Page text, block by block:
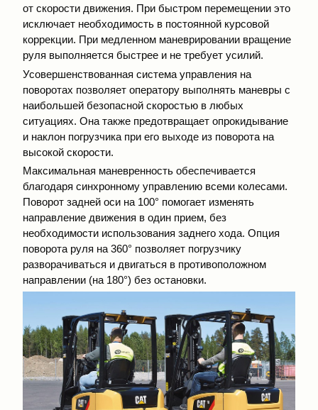
от скорости движения. При быстром перемещении это
исключает необходимость в постоянной курсовой
коррекции. При медленном маневрировании вращение
руля выполняется быстрее и не требует усилий.
Усовершенствованная система управления на
поворотах позволяет оператору выполнять маневры с
наибольшей безопасной скоростью в любых
ситуациях. Она также предотвращает опрокидывание
и наклон погрузчика при его выходе из поворота на
высокой скорости.
Максимальная маневренность обеспечивается
благодаря синхронному управлению всеми колесами.
Поворот задней оси на 100° помогает изменять
направление движения в один прием, без
необходимости использования заднего хода. Опция
поворота руля на 360° позволяет погрузчику
разворачиваться и двигаться в противоположном
направлении (на 180°) без остановки.